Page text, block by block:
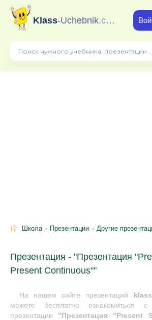
Klass-Uchebnik.com
Школа» Презентации » Другие
Презентация - "Презентация
Present Continuous""
На нашем сайте презентаций
можете бесплатно ознакомиться
презентации "Презентация "Present